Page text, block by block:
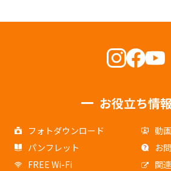
お役立ち情報
フォトダウンロード
動
パンフレット
お
FREE Wi-Fi
関